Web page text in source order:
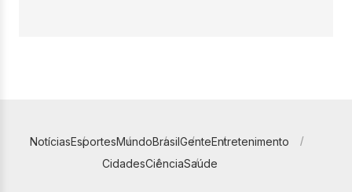
NotíciasEsportesMundoBrasilGenteEntretenimento
CidadesCiênciaSaúde